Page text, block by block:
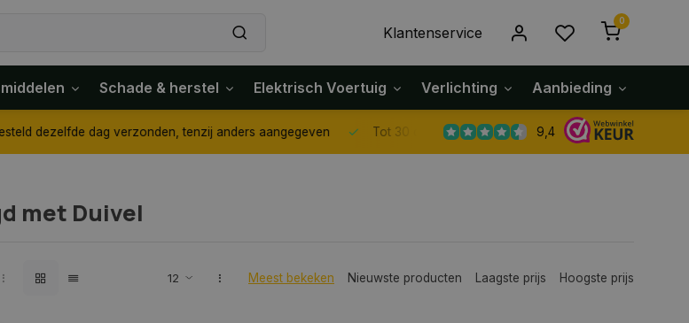
Klantenservice
0
Schade & herstel Elektrisch Voertuig Verlichting Aanbieding
dag verzonden, tenzij anders aangegeven Tot 30 dagen retour sturen. 9,4
met Duivel
Meest bekeken Nieuwste producten Laagste prijs Hoogste prijs